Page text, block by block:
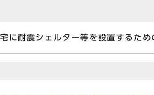
に耐震シェルター等を設置するため